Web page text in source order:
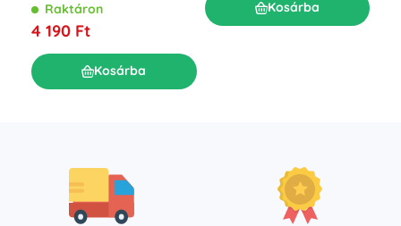
darabos
Raktáron
4 190 Ft
Kosárba
Kosárba